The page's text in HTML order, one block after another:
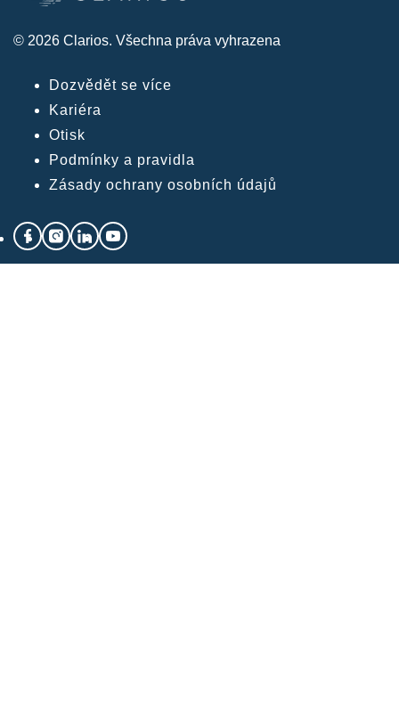
© 2026 Clarios. Všechna práva vyhrazena
Dozvědět se více
Kariéra
Otisk
Podmínky a pravidla
Zásady ochrany osobních údajů